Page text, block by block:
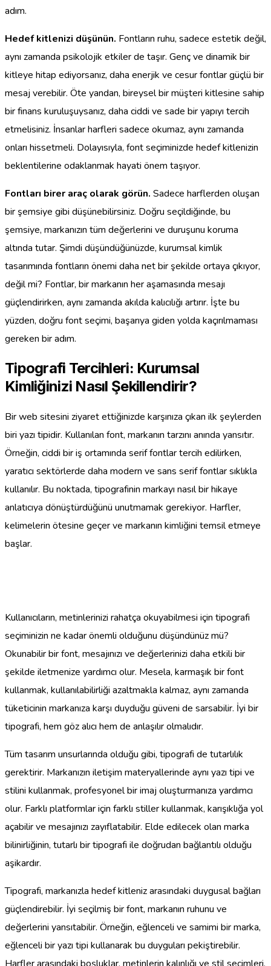
adım.
Hedef kitlenizi düşünün. Fontların ruhu, sadece estetik değil,
aynı zamanda psikolojik etkiler de taşır. Genç ve dinamik bir
kitleye hitap ediyorsanız, daha enerjik ve cesur fontlar güçlü bir
mesaj verebilir. Öte yandan, bireysel bir müşteri kitlesine sahip
bir finans kuruluşuysanız, daha ciddi ve sade bir yapıyı tercih
etmelisiniz. İnsanlar harfleri sadece okumaz, aynı zamanda
onları hissetmeli. Dolayısıyla, font seçiminizde hedef kitlenizin
beklentilerine odaklanmak hayati önem taşıyor.
Fontları birer araç olarak görün. Sadece harflerden oluşan
bir şemsiye gibi düşünebilirsiniz. Doğru seçildiğinde, bu
şemsiye, markanızın tüm değerlerini ve duruşunu koruma
altında tutar. Şimdi düşündüğünüzde, kurumsal kimlik
tasarımında fontların önemi daha net bir şekilde ortaya çıkıyor,
değil mi? Fontlar, bir markanın her aşamasında mesajı
güçlendirirken, aynı zamanda akılda kalıcılığı artırır. İşte bu
yüzden, doğru font seçimi, başarıya giden yolda kaçırılmaması
gereken bir adım.
Tipografi Tercihleri: Kurumsal
Kimliğinizi Nasıl Şekillendirir?
Bir web sitesini ziyaret ettiğinizde karşınıza çıkan ilk şeylerden
biri yazı tipidir. Kullanılan font, markanın tarzını anında yansıtır.
Örneğin, ciddi bir iş ortamında serif fontlar tercih edilirken,
yaratıcı sektörlerde daha modern ve sans serif fontlar sıklıkla
kullanılır. Bu noktada, tipografinin markayı nasıl bir hikaye
anlatıcıya dönüştürdüğünü unutmamak gerekiyor. Harfler,
kelimelerin ötesine geçer ve markanın kimliğini temsil etmeye
başlar.
Kullanıcıların, metinlerinizi rahatça okuyabilmesi için tipografi
seçiminizin ne kadar önemli olduğunu düşündünüz mü?
Okunabilir bir font, mesajınızı ve değerlerinizi daha etkili bir
şekilde iletmenize yardımcı olur. Mesela, karmaşık bir font
kullanmak, kullanılabilirliği azaltmakla kalmaz, aynı zamanda
tüketicinin markanıza karşı duyduğu güveni de sarsabilir. İyi bir
tipografi, hem göz alıcı hem de anlaşılır olmalıdır.
Tüm tasarım unsurlarında olduğu gibi, tipografi de tutarlılık
gerektirir. Markanızın iletişim materyallerinde aynı yazı tipi ve
stilini kullanmak, profesyonel bir imaj oluşturmanıza yardımcı
olur. Farklı platformlar için farklı stiller kullanmak, karışıklığa yol
açabilir ve mesajınızı zayıflatabilir. Elde edilecek olan marka
bilinirliğinin, tutarlı bir tipografi ile doğrudan bağlantılı olduğu
aşikardır.
Tipografi, markanızla hedef kitleniz arasındaki duygusal bağları
güçlendirebilir. İyi seçilmiş bir font, markanın ruhunu ve
değerlerini yansıtabilir. Örneğin, eğlenceli ve samimi bir marka,
eğlenceli bir yazı tipi kullanarak bu duyguları pekiştirebilir.